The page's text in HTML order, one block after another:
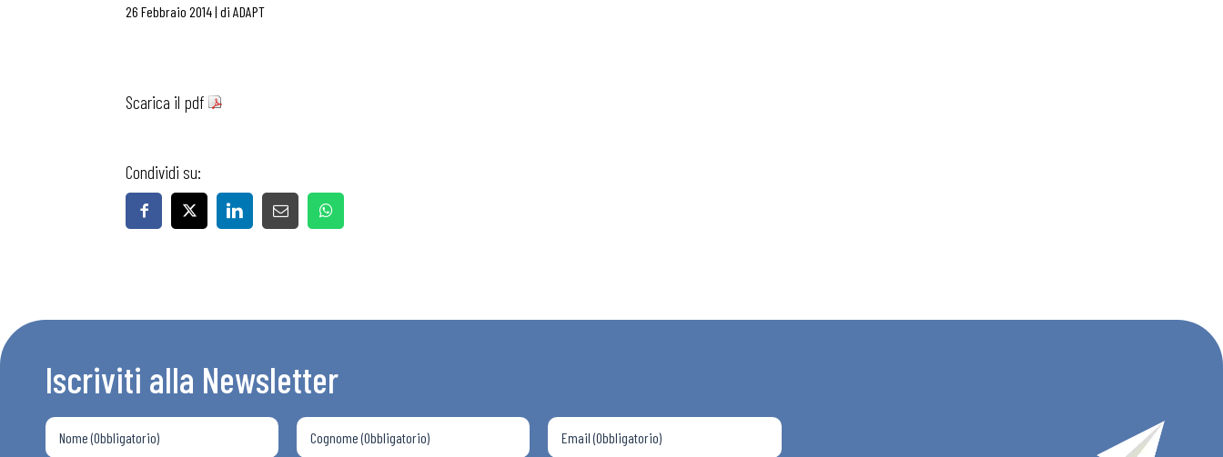
26 Febbraio 2014| di ADAPT
Scarica il pdf
Condividi su:
Iscriviti alla Newsletter